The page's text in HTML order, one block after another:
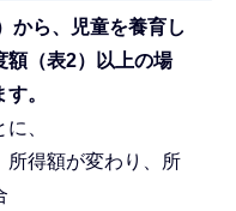
から、児童を養育し
額（表2）以上の場
。
、
所得額が変わり、所